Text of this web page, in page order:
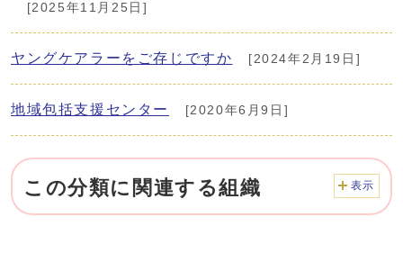
[2025年11月25日]
ヤングケアラーをご存じですか [2024年2月19日]
地域包括支援センター [2020年6月9日]
この分類に関連する組織 表示